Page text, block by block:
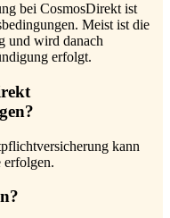
bei CosmosDirekt ist
Meist ist die
und wird danach
erfolgt.
kann
erfolgen.